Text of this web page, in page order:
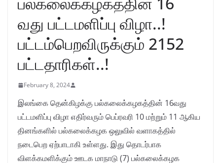
வது பட்டமளிப்பு விழா..!
பட்டம்பெறவிருக்கும் 2152
பட்டதாரிகள்..!
February 8, 2024
இலங்கை தென்கிழக்கு பல்கலைக்கழகத்தின் 16வது
பட்டமளிப்பு விழா எதிர்வரும் பெப்ரவரி 10 மற்றும் 11 ஆகிய
தினங்களில் பல்கலைக்கழக ஒலுவில் வளாகத்தில்
நடைபெற ஏற்பாடாகி உள்ளது. இது தொடர்பாக
விளக்கமளிக்கும் ஊடக மாநாடு (7) பல்கலைக்கழக